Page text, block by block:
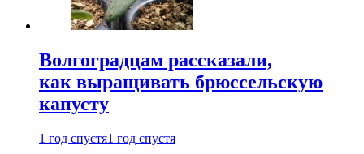
Волгоградцам рассказали,
как выращивать брюссельскую
капусту
1 год спустя1 год спустя